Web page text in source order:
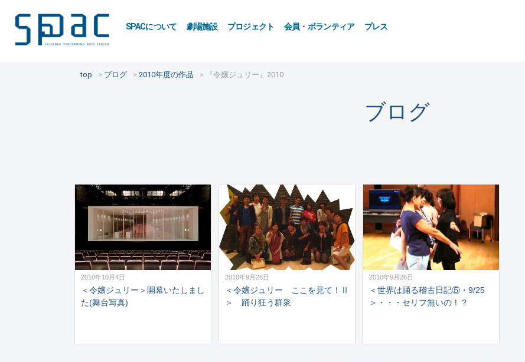
SPACについて 劇場施設 プロジェクト 会員・ボランティア プレス
top ブログ 2010年度の作品 『令嬢ジュリー』2010
ブログ
2010年10月4日
＜令嬢ジュリー＞開幕いたしまし
た(舞台写真)
2010年9月26日
＜令嬢ジュリー ここを見て！Ⅱ
＞ 踊り狂う群衆
2010年9月26日
＜世界は踊る稽古日記⑤・9/25
＞・・・セリフ無いの！？